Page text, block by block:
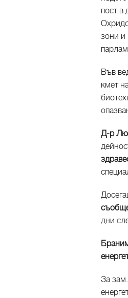
пост
зони и
Във
кмет
Д-р
дни
За